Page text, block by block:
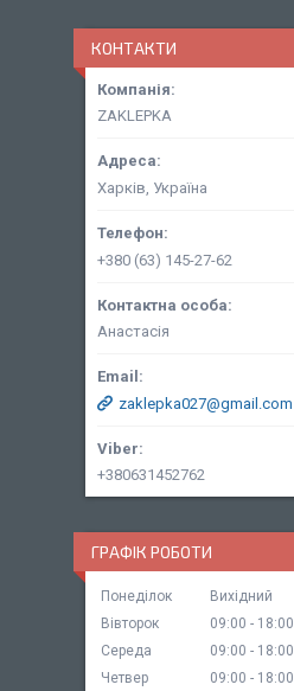
КОНТАКТИ
ZAKLEPKA
Харків, Україна
+380 (63) 145-27-62
Анастасія
zaklepka027@gmail.com
+380631452762
ГРАФІК РОБОТИ
Понеділок
Вихідний
Вівторок
09:00
18:00
Середа
09:00
18:00
Четвер
09:00
18:00